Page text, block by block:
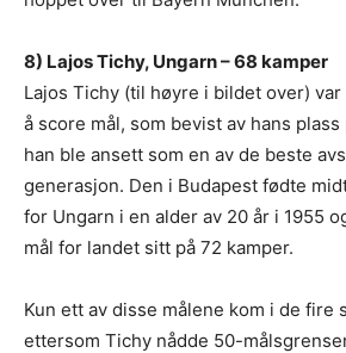
8) Lajos Tichy, Ungarn – 68 kamper
Lajos Tichy (til høyre i bildet over)
å score mål, som bevist av hans
han ble ansett som en av de beste
generasjon. Den i Budapest fødte
for Ungarn i en alder av 20 år i 1955
mål for landet sitt på 72 kamper.
Kun ett av disse målene kom i de fire
ettersom Tichy nådde 50-